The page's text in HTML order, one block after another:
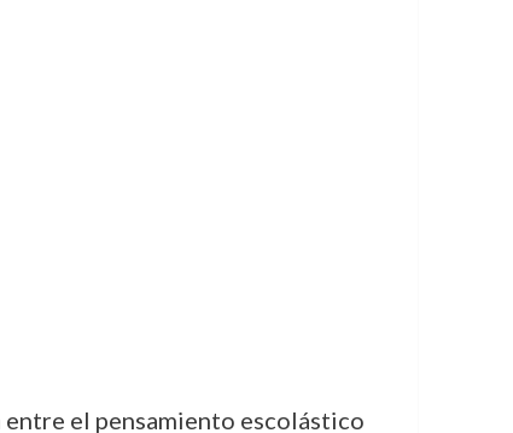
el pensamiento escolástico